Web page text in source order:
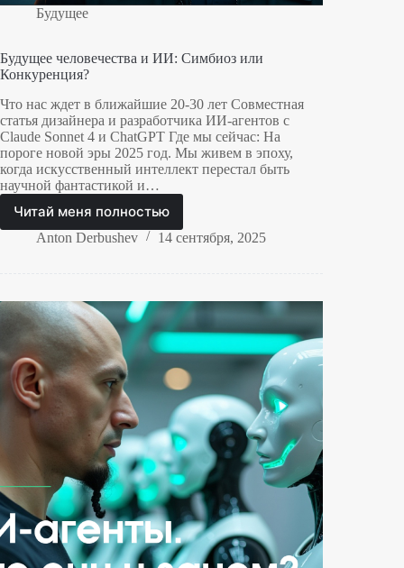
Будущее
Будущее человечества и ИИ: Симбиоз или
Конкуренция?
Что нас ждет в ближайшие 20-30 лет Совместная
статья дизайнера и разработчика ИИ-агентов с
Claude Sonnet 4 и ChatGPT Где мы сейчас: На
пороге новой эры 2025 год. Мы живем в эпоху,
когда искусственный интеллект перестал быть
научной фантастикой и…
Читай меня полностью
Будущее
человечества
или
Конкуренция?
Anton Derbushev 14 сентября, 2025